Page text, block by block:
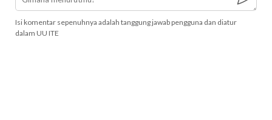
Isi komentar sepenuhnya adalah tanggung jawab pengguna dan diatur
dalam UU ITE